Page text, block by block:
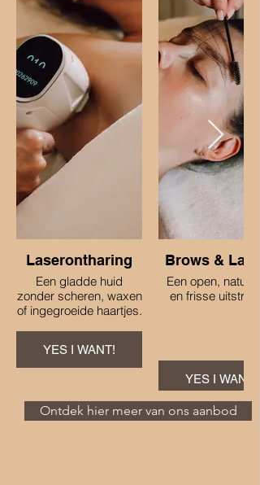
Laserontharing
Een gladde huid
zonder scheren, waxen
of ingegroeide haartjes.
YES I WANT!
Brows &
Een open,
en frisse
YES I WANT!
Ontdek hier meer van ons aanbod